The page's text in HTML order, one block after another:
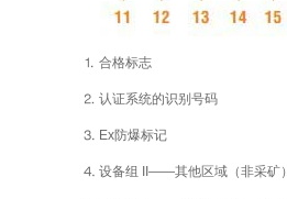
⒈ 合格标志
⒉ 认证系统的识别号码
⒊ Ex防爆标记
⒋ 设备组 II——其他区域（非采矿）